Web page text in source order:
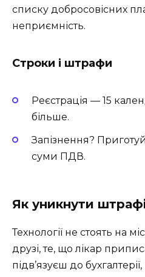
списку добросовісних
неприємність.
Строки і штрафи
Реєстрація — 15
більше.
Запізнення?
суми ПДВ.
Як уникнути
Технології не стоять на
друзі, те, що лікар
підв’язуєш до